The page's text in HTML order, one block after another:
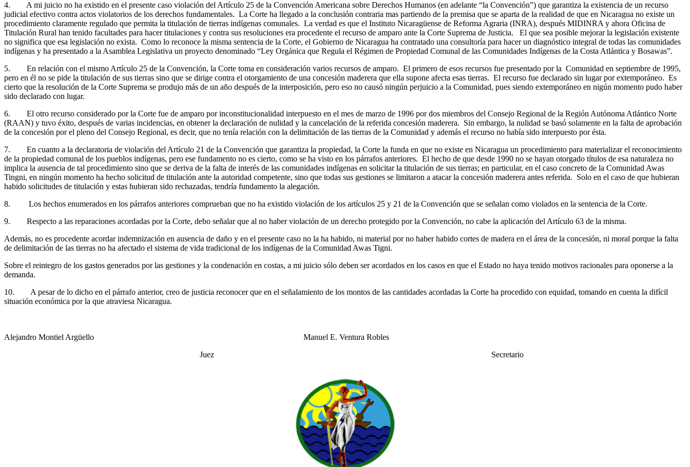
4. A mi juicio no ha existido en el presente caso violación del Artículo 25 de la Convención Americana sobre Derechos Humanos (en adelante “la Convención”) que garantiza la existencia de un recurso
judicial efectivo contra actos violatorios de los derechos fundamentales. La Corte ha llegado a la conclusión contraria mas partiendo de la premisa que se aparta de la realidad de que en Nicaragua no existe un
procedimiento claramente regulado que permita la titulación de tierras indígenas comunales. La verdad es que el Instituto Nicaragüense de Reforma Agraria (INRA), después MIDINRA y ahora Oficina de
Titulación Rural han tenido facultades para hacer titulaciones y contra sus resoluciones era procedente el recurso de amparo ante la Corte Suprema de Justicia. El que sea posible mejorar la legislación existente
no significa que esa legislación no exista. Como lo reconoce la misma sentencia de la Corte, el Gobierno de Nicaragua ha contratado una consultoría para hacer un diagnóstico integral de todas las comunidades
indígenas y ha presentado a la Asamblea Legislativa un proyecto denominado “Ley Orgánica que Regula el Régimen de Propiedad Comunal de las Comunidades Indígenas de la Costa Atlántica y Bosawas”.
5. En relación con el mismo Artículo 25 de la Convención, la Corte toma en consideración varios recursos de amparo. El primero de esos recursos fue presentado por la Comunidad en septiembre de 1995,
pero en él no se pide la titulación de sus tierras sino que se dirige contra el otorgamiento de una concesión maderera que ella supone afecta esas tierras. El recurso fue declarado sin lugar por extemporáneo. Es
cierto que la resolución de la Corte Suprema se produjo más de un año después de la interposición, pero eso no causó ningún perjuicio a la Comunidad, pues siendo extemporáneo en nigún momento pudo haber
sido declarado con lugar.
6. El otro recurso considerado por la Corte fue de amparo por inconstitucionalidad interpuesto en el mes de marzo de 1996 por dos miembros del Consejo Regional de la Región Autónoma Atlántico Norte
(RAAN) y tuvo éxito, después de varias incidencias, en obtener la declaración de nulidad y la cancelación de la referida concesión maderera. Sin embargo, la nulidad se basó solamente en la falta de aprobación
de la concesión por el pleno del Consejo Regional, es decir, que no tenía relación con la delimitación de las tierras de la Comunidad y además el recurso no había sido interpuesto por ésta.
7. En cuanto a la declaratoria de violación del Artículo 21 de la Convención que garantiza la propiedad, la Corte la funda en que no existe en Nicaragua un procedimiento para materializar el reconocimiento
de la propiedad comunal de los pueblos indígenas, pero ese fundamento no es cierto, como se ha visto en los párrafos anteriores. El hecho de que desde 1990 no se hayan otorgado títulos de esa naturaleza no
implica la ausencia de tal procedimiento sino que se deriva de la falta de interés de las comunidades indígenas en solicitar la titulación de sus tierras; en particular, en el caso concreto de la Comunidad Awas
Tingni, en ningún momento ha hecho solicitud de titulación ante la autoridad competente, sino que todas sus gestiones se limitaron a atacar la concesión maderera antes referida. Solo en el caso de que hubieran
habido solicitudes de titulación y estas hubieran sido rechazadas, tendría fundamento la alegación.
8. Los hechos enumerados en los párrafos anteriores comprueban que no ha existido violación de los artículos 25 y 21 de la Convención que se señalan como violados en la sentencia de la Corte.
9. Respecto a las reparaciones acordadas por la Corte, debo señalar que al no haber violación de un derecho protegido por la Convención, no cabe la aplicación del Artículo 63 de la misma.
Además, no es procedente acordar indemnización en ausencia de daño y en el presente caso no la ha habido, ni material por no haber habido cortes de madera en el área de la concesión, ni moral porque la falta
de delimitación de las tierras no ha afectado el sistema de vida tradicional de los indígenas de la Comunidad Awas Tigni.
Sobre el reintegro de los gastos generados por las gestiones y la condenación en costas, a mi juicio sólo deben ser acordados en los casos en que el Estado no haya tenido motivos racionales para oponerse a la
demanda.
10. A pesar de lo dicho en el párrafo anterior, creo de justicia reconocer que en el señalamiento de los montos de las cantidades acordadas la Corte ha procedido con equidad, tomando en cuenta la difícil
situación económica por la que atraviesa Nicaragua.
Alejandro Montiel Argüello Manuel E. Ventura Robles
Juez Secretario